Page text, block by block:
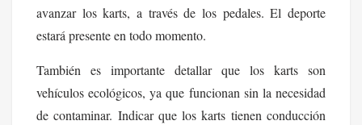
avanzar los karts, a través de los pedales. El deporte
estará presente en todo momento.
También es importante detallar que los karts son
vehículos ecológicos, ya que funcionan sin la necesidad
de contaminar. Indicar que los karts tienen conducción